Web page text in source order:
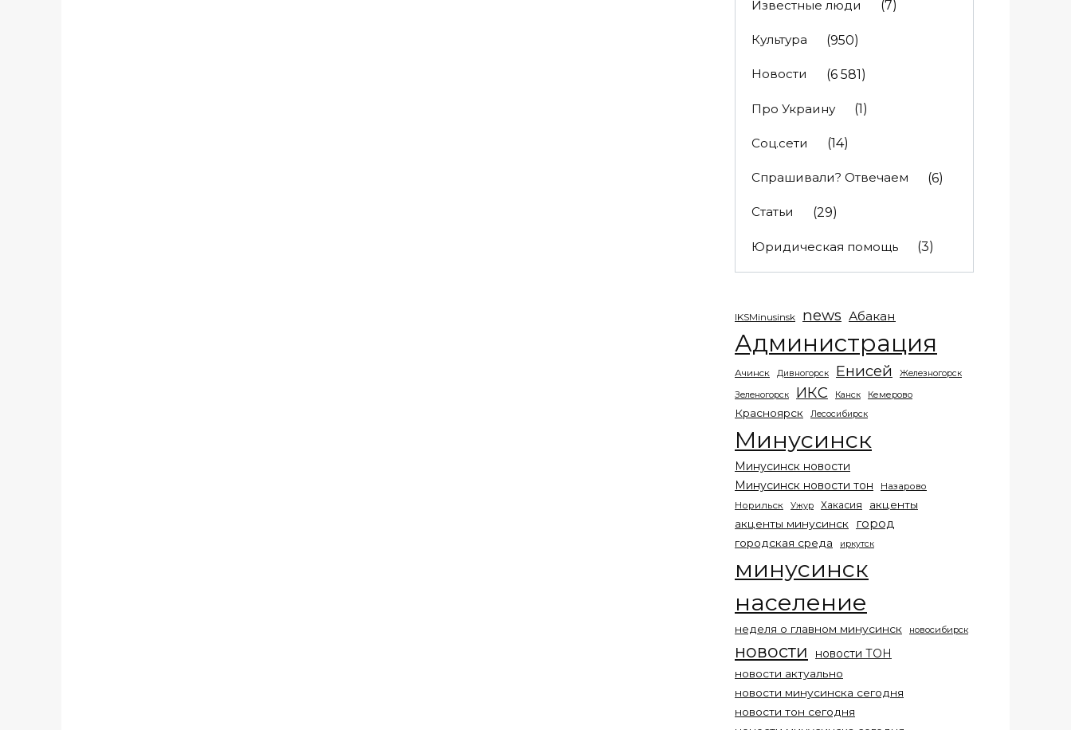
Известные люди (7)
Культура (950)
Новости (6 581)
Про Украину (1)
Соц.сети (14)
Спрашивали? Отвечаем (6)
Статьи (29)
Юридическая помощь (3)
IKSMinusinsk news Абакан
Администрация
Ачинск Дивногорск Енисей Железногорск
Зеленогорск ИКС Канск Кемерово
Красноярск Лесосибирск
Минусинск
Минусинск новости
Минусинск новости тон
Назарово
Норильск
Ужур Хакасия
акценты
акценты минусинск
город
городская среда иркутск
минусинск
население
неделя о главном минусинск новосибирск
новости новости ТОН
новости актуально
новости минусинска сегодня
новости тон сегодня